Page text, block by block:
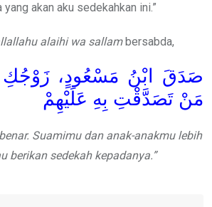
akan aku sedekahkan ini.”
alaihi wa sallambersabda,
صَدَقَ ابْنُ مَسْعُودٍ،
مَنْ تَصَدَّقْتِ بِهِ عَلَيْهِمْ
Suamimu dan anak-anakmu lebih
berikan sedekah kepadanya.”